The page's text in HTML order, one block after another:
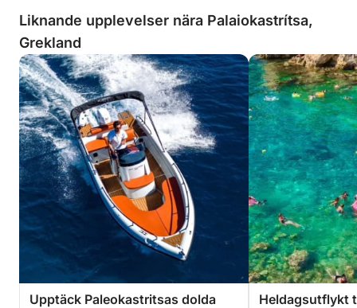
Liknande upplevelser nära Palaiokastrítsa,
Grekland
Upptäck Paleokastritsas dolda
Heldagsutflykt